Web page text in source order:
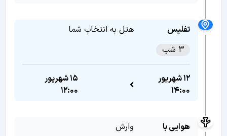
تفلیس
هتل به انتخاب شما
3 شب
12 شهریور
14:00
15 شهریور
12:00
هوایی با
وارش